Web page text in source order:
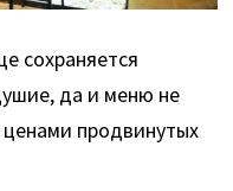
сохраняется
да и меню не
продвинутых